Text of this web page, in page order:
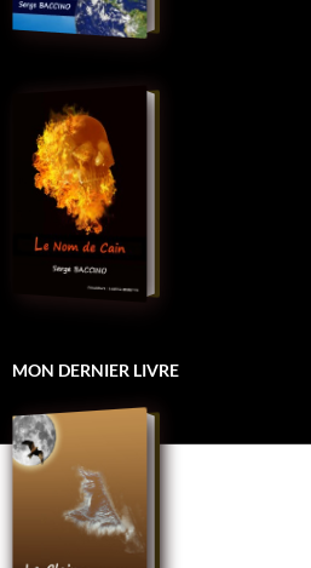
MON DERNIER LIVRE